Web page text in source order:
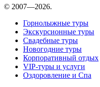
© 2007—2026.
Горнолыжные туры
Экскурсионные туры
Свадебные туры
Новогодние туры
Корпоративный отдых
VIP-туры и услуги
Оздоровление и Спа